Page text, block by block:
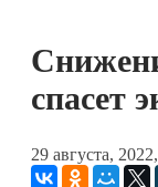
Книги
спасет
29 августа,